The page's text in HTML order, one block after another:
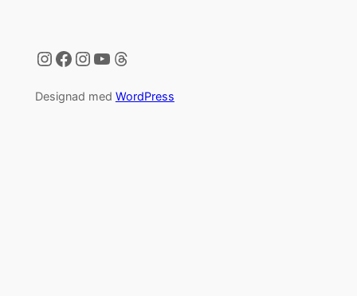
Instagram
Facebook
Instagram
YouTube
Threads
Designad med WordPress